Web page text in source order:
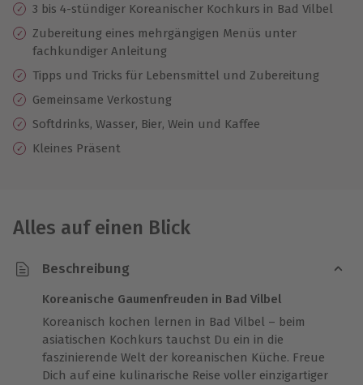
3 bis 4-stündiger Koreanischer Kochkurs in Bad Vilbel
Zubereitung eines mehrgängigen Menüs unter
fachkundiger Anleitung
Tipps und Tricks für Lebensmittel und Zubereitung
Gemeinsame Verkostung
Softdrinks, Wasser, Bier, Wein und Kaffee
Kleines Präsent
Alles auf einen Blick
Beschreibung
Koreanische Gaumenfreuden in Bad Vilbel
Koreanisch kochen lernen in Bad Vilbel – beim
asiatischen Kochkurs tauchst Du ein in die
faszinierende Welt der koreanischen Küche. Freue
Dich auf eine kulinarische Reise voller einzigartiger